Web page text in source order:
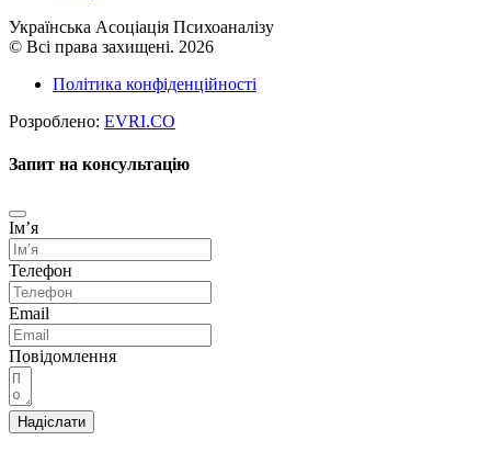
Українська Асоціація Психоаналізу
© Всі права захищені. 2026
Політика конфіденційності
Розроблено: EVRI.CO
Запит на консультацію
Імʼя
Телефон
Email
Повідомлення
Надіслати